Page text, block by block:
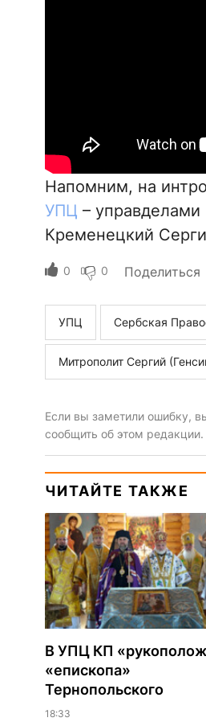
Напомним, на
УПЦ –
Кременецкий
0 0 Поделиться
УПЦ Сербская
Митрополит Сергий
Если вы заметили ошибку,
сообщить об этом редакции.
ЧИТАЙТЕ ТАКЖЕ
В УПЦ КП
«епископа»
Тернопольского
18:33